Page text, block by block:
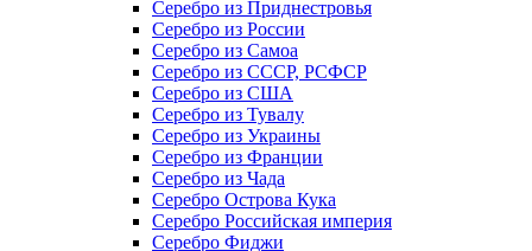
Серебро из Приднестровья
Серебро из России
Серебро из Самоа
Серебро из СССР, РСФСР
Серебро из США
Серебро из Тувалу
Серебро из Украины
Серебро из Франции
Серебро из Чада
Серебро Острова Кука
Серебро Российская империя
Серебро Фиджи